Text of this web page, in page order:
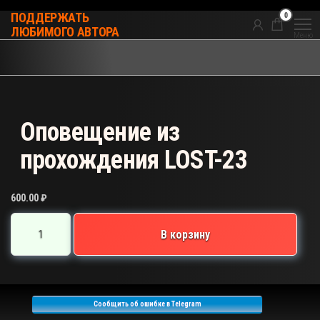
ПОДДЕРЖАТЬ
ЛЮБИМОГО АВТОРА
0
Меню
Оповещение из
прохождения LOST-23
600.00₽
Количество
товара
Оповещение
прохождения
LOST-
В корзину
Сообщить об ошибке в Telegram